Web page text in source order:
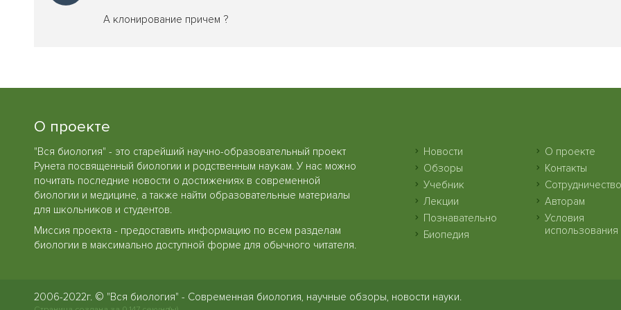
А клонирование причем ?
О проекте
"Вся биология" - это старейший научно-образовательный проект
Рунета посвященный биологии и родственным наукам. У нас можно
почитать последние новости о достижениях в современной
биологии и медицине, а также найти образовательные материалы
для школьников и студентов.
Миссия проекта - предоставить информацию по всем разделам
биологии в максимально доступной форме для обычного читателя.
Новости
Обзоры
Учебник
Лекции
Познавательно
Биопедия
О проекте
Контакты
Сотрудничество
Авторам
Условия
использования
2006-2022г. © "Вся биология" - Современная биология, научные обзоры, новости науки.